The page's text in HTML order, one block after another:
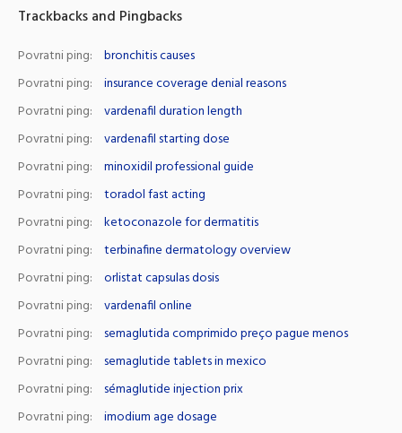
Trackbacks and Pingbacks
Povratni ping:
bronchitis causes
Povratni ping:
insurance coverage denial reasons
Povratni ping:
vardenafil duration length
Povratni ping:
vardenafil starting dose
Povratni ping:
minoxidil professional guide
Povratni ping:
toradol fast acting
Povratni ping:
ketoconazole for dermatitis
Povratni ping:
terbinafine dermatology overview
Povratni ping:
orlistat capsulas dosis
Povratni ping:
vardenafil online
Povratni ping:
semaglutida comprimido preço pague menos
Povratni ping:
semaglutide tablets in mexico
Povratni ping:
sémaglutide injection prix
Povratni ping:
imodium age dosage